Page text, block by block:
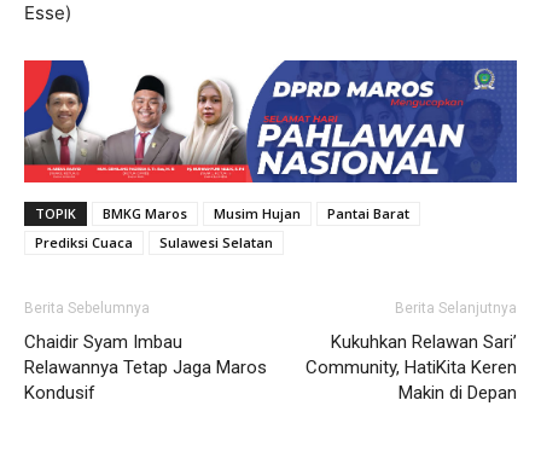
Esse)
TOPIK BMKG Maros Musim Hujan
Pantai Barat
Prediksi Cuaca
Sulawesi Selatan
Berita Sebelumnya
Chaidir Syam Imbau
Relawannya Tetap Jaga Maros
Kondusif
Berita Selanjutnya
Kukuhkan Relawan Sari’
Community, HatiKita Keren
Makin di Depan